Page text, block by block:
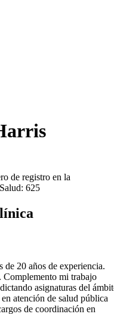
de registro en la
625
de 20 años de experiencia.
Complemento mi trabajo
asignaturas del
atención de salud pública
de coordinación en